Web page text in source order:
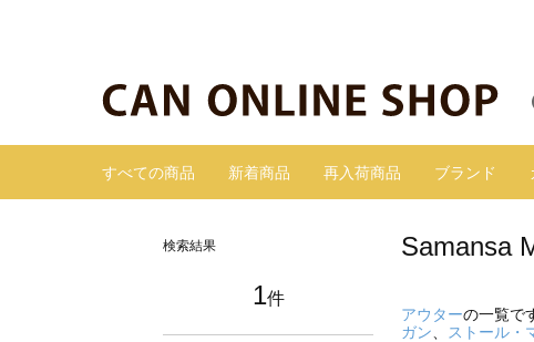
すべての商品 新着商品 再入荷商品 ブランド
検索結果
1件
Samansa
アウターの一覧で
ガン
ストール・